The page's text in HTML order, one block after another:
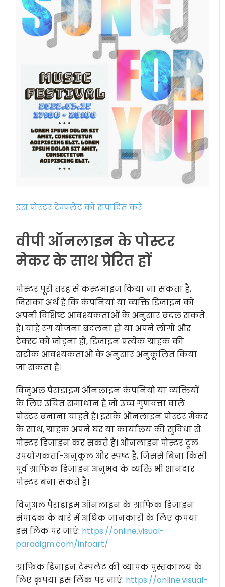
इस पोस्टर टेम्पलेट को संपादित करें
वीपी ऑनलाइन के पोस्टर
मेकर के साथ प्रेरित हों
पोस्टर पूरी तरह से कस्टमाइज़ किया जा सकता है,
जिसका अर्थ है कि कंपनियां या व्यक्ति डिजाइन को
अपनी विशिष्ट आवश्यकताओं के अनुसार बदल सकते
हैं। चाहे रंग योजना बदलना हो या अपने लोगो और
टेक्स्ट को जोड़ना हो, डिजाइन प्रत्येक ग्राहक की
सटीक आवश्यकताओं के अनुसार अनुकूलित किया
जा सकता है।
विजुअल पैराडाइम ऑनलाइन कंपनियों या व्यक्तियों
के लिए उचित समाधान है जो उच्च गुणवत्ता वाले
पोस्टर बनाना चाहते हैं। इसके ऑनलाइन पोस्टर मेकर
के साथ, ग्राहक अपने घर या कार्यालय की सुविधा से
पोस्टर डिजाइन कर सकते हैं। ऑनलाइन पोस्टर टूल
उपयोगकर्ता-अनुकूल और स्पष्ट है, जिससे बिना किसी
पूर्व ग्राफिक डिजाइन अनुभव के व्यक्ति भी शानदार
पोस्टर बना सकते हैं।
विजुअल पैराडाइम ऑनलाइन के ग्राफिक डिजाइन
संपादक के बारे में अधिक जानकारी के लिए कृपया
इस लिंक पर जाएं: https://online.visual-
paradigm.com/infoart/
ग्राफिक डिजाइन टेम्पलेट की व्यापक पुस्तकालय के
लिए कृपया इस लिंक पर जाएं: https://online.visual-